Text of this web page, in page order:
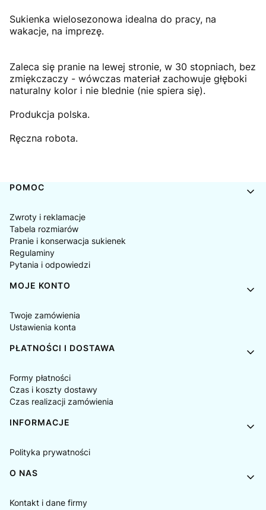
Sukienka wielosezonowa idealna do pracy, na
wakacje, na imprezę.
Zaleca się pranie na lewej stronie, w 30 stopniach, bez
zmiękczaczy - wówczas materiał zachowuje głęboki
naturalny kolor i nie blednie (nie spiera się).
Produkcja polska.
Ręczna robota.
Linki w stopce
POMOC
Zwroty i reklamacje
Tabela rozmiarów
Pranie i konserwacja sukienek
Regulaminy
Pytania i odpowiedzi
MOJE KONTO
Twoje zamówienia
Ustawienia konta
PŁATNOŚCI I DOSTAWA
Formy płatności
Czas i koszty dostawy
Czas realizacji zamówienia
INFORMACJE
Polityka prywatności
O NAS
Kontakt i dane firmy